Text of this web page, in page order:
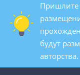
Пришлите
будут
авторства.